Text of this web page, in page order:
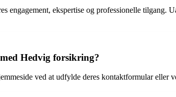
engagement, ekspertise og professionelle
Hedvig forsikring?
ved at udfylde deres kontaktformular eller